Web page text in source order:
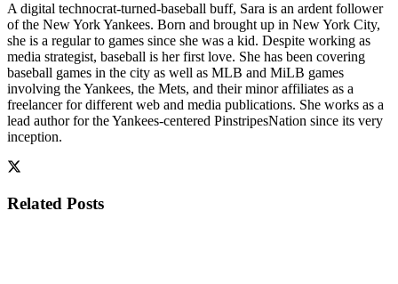
A digital technocrat-turned-baseball buff, Sara is an ardent follower
of the New York Yankees. Born and brought up in New York City,
she is a regular to games since she was a kid. Despite working as
media strategist, baseball is her first love. She has been covering
baseball games in the city as well as MLB and MiLB games
involving the Yankees, the Mets, and their minor affiliates as a
freelancer for different web and media publications. She works as a
lead author for the Yankees-centered PinstripesNation since its very
inception.
Related Posts